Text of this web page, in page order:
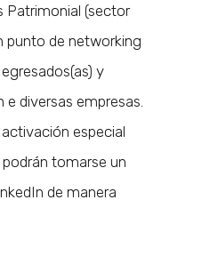
Patrimonial (sector
punto de networking
y
diversas empresas.
especial
tomarse un
de manera